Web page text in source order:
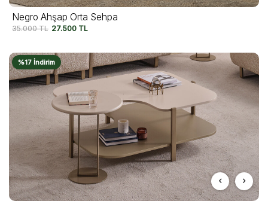
Negro Ahşap Orta Sehpa
35.000TL 27.500 TL
%17 İndirim